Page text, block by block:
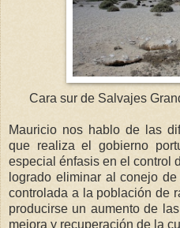
Cara sur de Salvajes
Mauricio nos hablo de las
que realiza el gobierno
especial énfasis en el control
logrado eliminar al conejo
controlada a la población de
producirse un aumento de
mejora y recuperación de la